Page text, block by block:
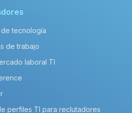
tecnología
de trabajo
laboral TI
perfiles TI para reclutadores